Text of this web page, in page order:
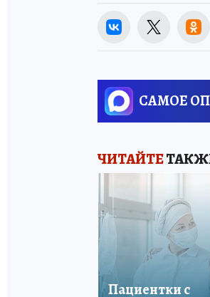
САМОЕ
ЧИТАЙТЕ
Пациентки с